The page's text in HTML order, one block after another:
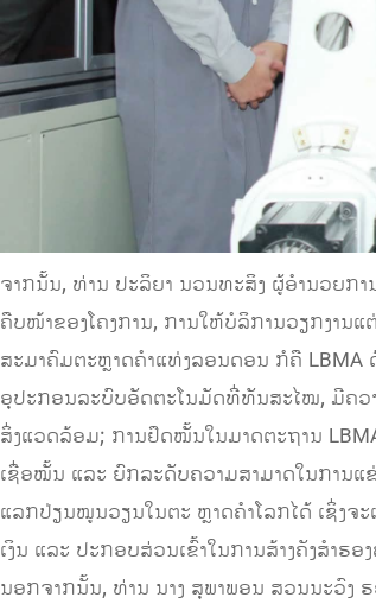
ຈາກນັ້ນ, ທ່ານ ປະລິຍາ ນວນທະສິງ ຜູ້ອຳນວຍກ
ຄືບໜ້າຂອງໂຄງການ, ການໃຫ້ບໍລິການວຽກງານ
ສະມາຄົມຕະຫຼາດຄຳແທ່ງລອນດອນ ກໍຄື
ອຸປະກອນລະບົບອັດຕະໂນມັດທີ່ທັນສະໄໝ, ມີຄວ
ສິ່ງແວດລ້ອມ; ການຢຶດໝັ້ນໃນມາດຕະຖານ
ເຊື່ອໝັ້ນ ແລະ ຍົກລະດັບຄວາມສາມາດໃນການ
ແລກປ່ຽນໝູນວຽນໃນຕະ ຫຼາດຄຳໂລກໄດ້ ເຊິ່ງຈ
ເງິນ ແລະ ປະກອບສ່ວນເຂົ້າໃນການສ້າງຄັງສຳຮ
ນອກຈາກນັ້ນ, ທ່ານ ນາງ ສຸພາພອນ ສວນນະວົງ